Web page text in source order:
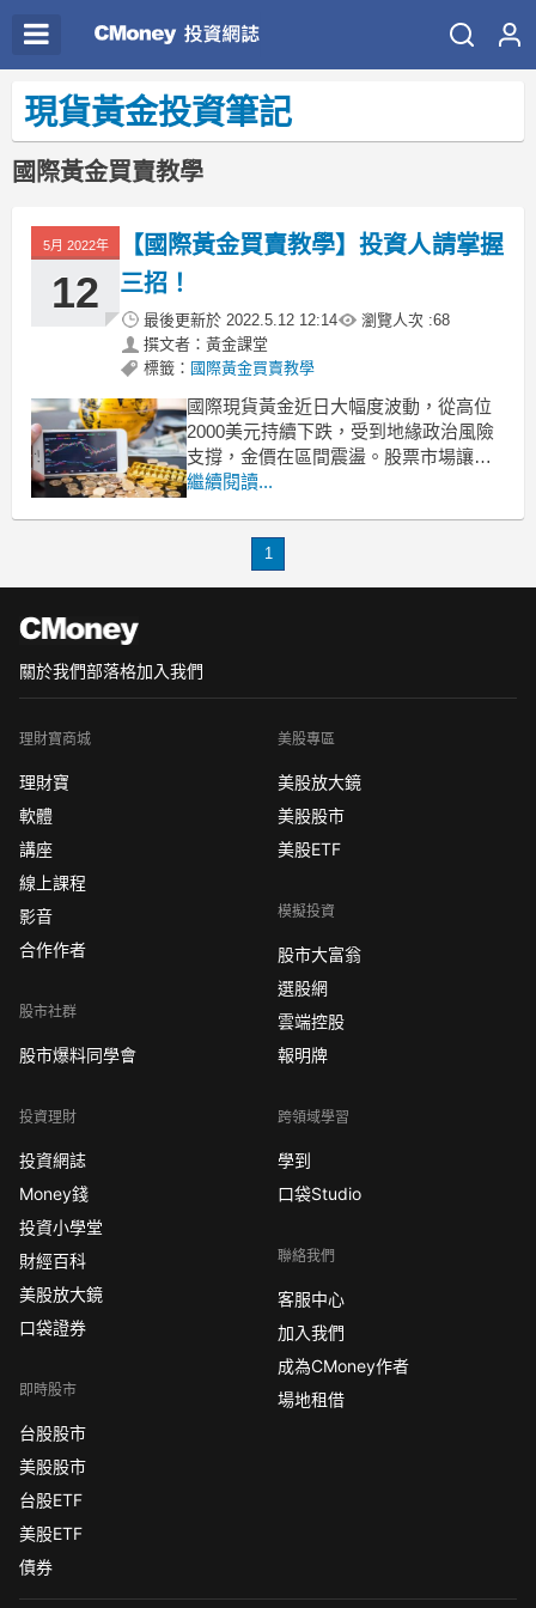
現貨黃金投資筆記
國際黃金買賣教學
5月 2022年
12
【國際黃金買賣教學】投資人請掌握
三招！
最後更新於 2022.5.12 12:14 瀏覽人次 :68
撰文者：黃金課堂
標籤： 國際黃金買賣教學
國際現貨黃金近日大幅度波動，從高位
2000美元持續下跌，受到地緣政治風險
支撐，金價在區間震盪。股票市場讓投
資者失望而歸，不少人想進入現貨黃金
【國際黃金買賣教學】投資人請掌握三
繼續閱讀...
1
關於我們部落格加入我們
理財寶商城
理財寶
軟體
講座
線上課程
影音
合作作者
股市社群
股市爆料同學會
投資理財
投資網誌
Money錢
投資小學堂
財經百科
美股放大鏡
口袋證券
即時股市
台股股市
美股股市
台股ETF
美股ETF
債券
美股專區
美股放大鏡
美股股市
美股ETF
模擬投資
股市大富翁
選股網
雲端控股
報明牌
跨領域學習
學到
口袋Studio
聯絡我們
客服中心
加入我們
成為CMoney作者
場地租借